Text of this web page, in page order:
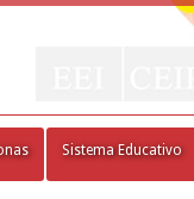
Sistema Educativo